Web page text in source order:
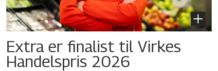
Extra er finalist til Virkes
Handelspris 2026